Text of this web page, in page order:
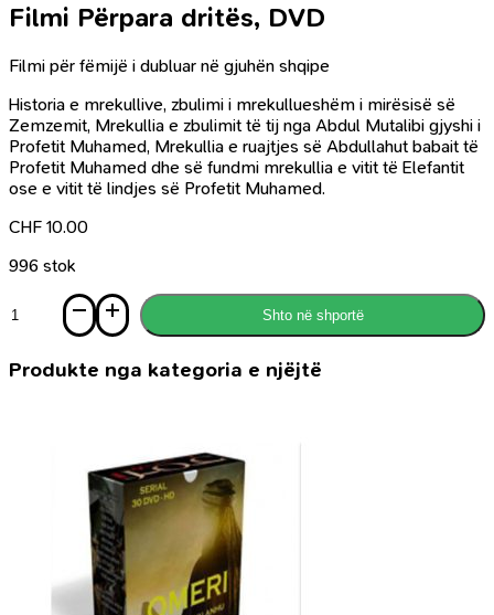
Filmi Përpara dritës, DVD
Filmi për fëmijë i dubluar në gjuhën shqipe
Historia e mrekullive, zbulimi i mrekullueshëm i mirësisë së
Zemzemit, Mrekullia e zbulimit të tij nga Abdul Mutalibi gjyshi i
Profetit Muhamed, Mrekullia e ruajtjes së Abdullahut babait të
Profetit Muhamed dhe së fundmi mrekullia e vitit të Elefantit
ose e vitit të lindjes së Profetit Muhamed.
CHF 10.00
996 stok
Filmi
dritës,
Shto në shportë
Produkte nga kategoria e njëjtë